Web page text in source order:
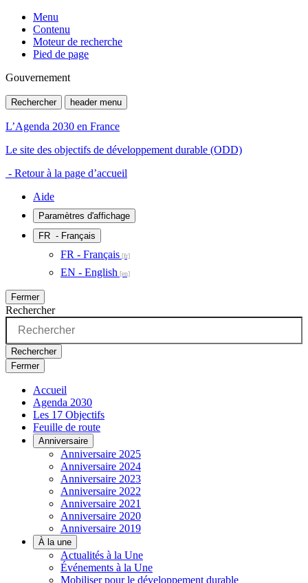
Menu
Contenu
Moteur de recherche
Pied de page
Gouvernement
Rechercher header menu
L’Agenda 2030 en France
Le site des objectifs de développement durable (ODD)
- Retour à la page d’accueil
Aide
Paramètres d'affichage
FR - Français
FR - Français
EN - English
Fermer
Rechercher
Rechercher
Fermer
Accueil
Agenda 2030
Les 17 Objectifs
Feuille de route
Anniversaire
Anniversaire 2025
Anniversaire 2024
Anniversaire 2023
Anniversaire 2022
Anniversaire 2021
Anniversaire 2020
Anniversaire 2019
À la une
Actualités à la Une
Événements à la Une
Mobiliser pour le développement durable